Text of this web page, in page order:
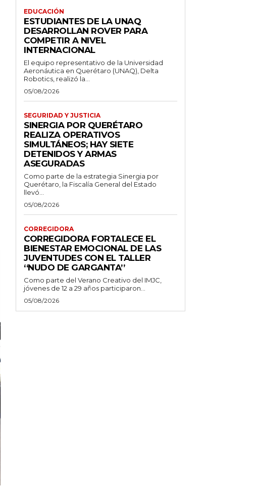
EDUCACIÓN
ESTUDIANTES DE LA UNAQ
DESARROLLAN ROVER PARA
COMPETIR A NIVEL
INTERNACIONAL
El equipo representativo de la Universidad
Aeronáutica en Querétaro (UNAQ), Delta
Robotics, realizó la...
05/08/2026
SEGURIDAD Y JUSTICIA
SINERGIA POR QUERÉTARO
REALIZA OPERATIVOS
SIMULTÁNEOS; HAY SIETE
DETENIDOS Y ARMAS
ASEGURADAS
Como parte de la estrategia Sinergia por
Querétaro, la Fiscalía General del Estado
llevó...
05/08/2026
CORREGIDORA
CORREGIDORA FORTALECE EL
BIENESTAR EMOCIONAL DE LAS
JUVENTUDES CON EL TALLER
‘‘NUDO DE GARGANTA’’
Como parte del Verano Creativo del IMJC,
jóvenes de 12 a 29 años participaron...
05/08/2026